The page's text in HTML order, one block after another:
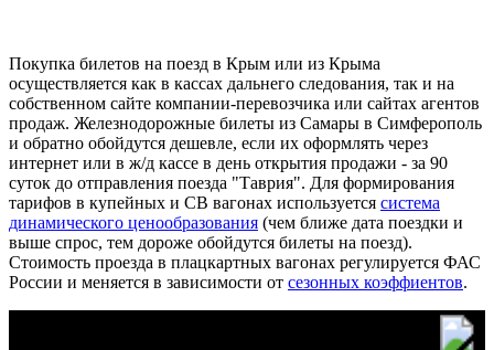
Покупка билетов на поезд в Крым или из Крыма
осуществляется как в кассах дальнего следования, так и на
собственном сайте компании-перевозчика или сайтах агентов
продаж. Железнодорожные билеты из Самары в Симферополь
и обратно обойдутся дешевле, если их оформлять через
интернет или в ж/д кассе в день открытия продажи - за 90
суток до отправления поезда "Таврия". Для формирования
тарифов в купейных и СВ вагонах используется система
динамического ценообразования (чем ближе дата поездки и
выше спрос, тем дороже обойдутся билеты на поезд).
Стоимость проезда в плацкартных вагонах регулируется ФАС
России и меняется в зависимости от сезонных коэффиентов.